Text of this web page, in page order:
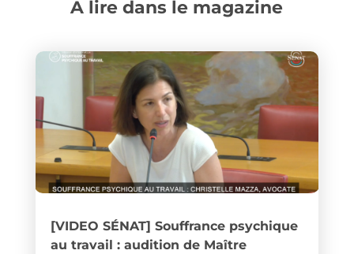
A lire dans le magazine
[VIDEO SÉNAT] Souffrance psychique
au travail : audition de Maître